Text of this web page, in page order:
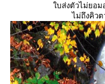
บส่งตัวไม่ยอม
ไม่ถึงคิวต